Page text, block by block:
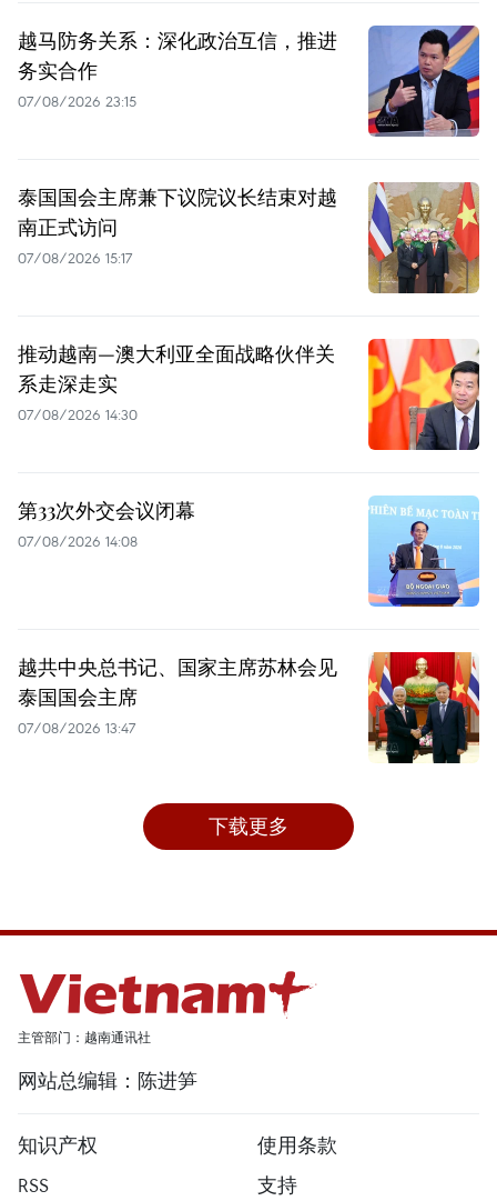
越马防务关系：深化政治互信，推进
务实合作
07/08/2026 23:15
泰国国会主席兼下议院议长结束对越
南正式访问
07/08/2026 15:17
推动越南—澳大利亚全面战略伙伴关
系走深走实
07/08/2026 14:30
第33次外交会议闭幕
07/08/2026 14:08
越共中央总书记、国家主席苏林会见
泰国国会主席
07/08/2026 13:47
下载更多
主管部门：越南通讯社
网站总编辑：陈进笋
知识产权
使用条款
RSS
支持